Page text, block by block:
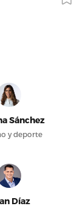
Sánchez
y deporte
Díaz